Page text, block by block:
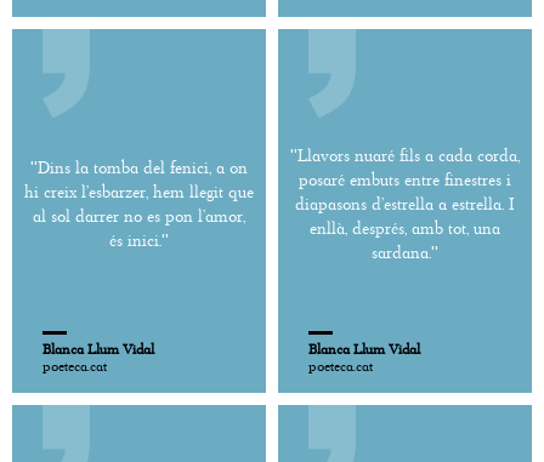
''Dins la tomba del fenici, a on
hi creix l’esbarzer, hem llegit que
al sol darrer no es pon l’amor,
és inici.''
Blanca Llum Vidal
poeteca.cat
''Llavors nuaré fils a cada corda,
posaré embuts entre finestres i
diapasons d’estrella a estrella. I
enllà, després, amb tot, una
sardana.''
Blanca Llum Vidal
poeteca.cat